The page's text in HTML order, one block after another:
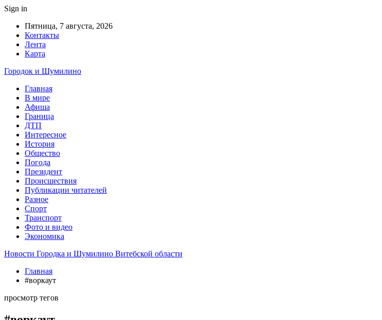
Sign in
Пятница, 7 августа, 2026
Контакты
Лента
Карта
Городок и Шумилино
Главная
В мире
Афиша
Граница
ДТП
Интересное
История
Общество
Погода
Президент
Происшествия
Публикации читателей
Разное
Спорт
Транспорт
Фото и видео
Экономика
Новости Городка и Шумилино Витебской области
Главная
#воркаут
просмотр тегов